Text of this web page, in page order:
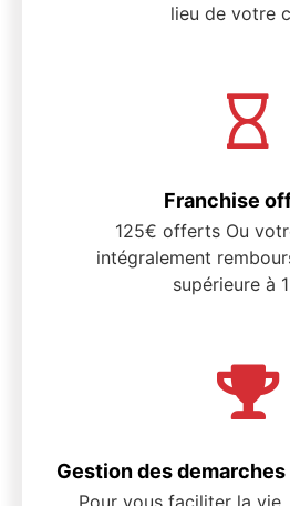
lieu de votre
Franchise
125€ offerts Ou
intégralement
supérieure à
Gestion des
Pour vous faciliter la